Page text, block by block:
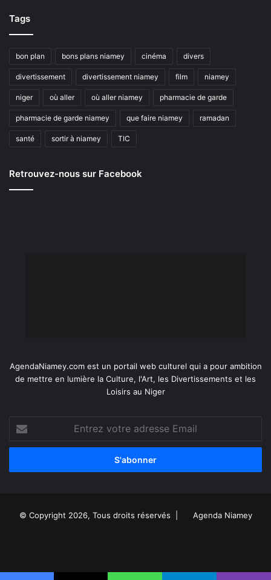
Tags
bon plan bons plans niamey cinéma divers
divertissement divertissement niamey film niamey
niger où aller où aller niamey pharmacie de garde
pharmacie de garde niamey que faire niamey ramadan
santé sortir à niamey TIC
Retrouvez-nous sur Facebook
AgendaNiamey.com est un portail web culturel qui a pour ambition
de mettre en lumière la Culture, l'Art, les Divertissements et les
Loisirs au Niger
votre
adresse
© Copyright 2026, Tous droits réservés | Agenda Niamey